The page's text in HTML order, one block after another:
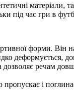
під час гри в
форми. Він
деформується,
речам
і